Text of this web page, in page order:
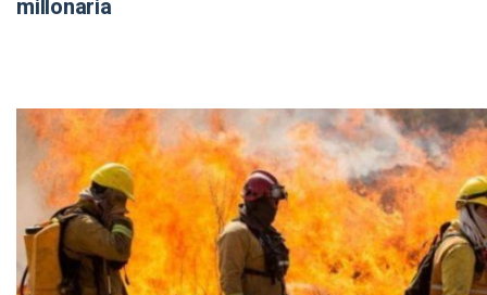
millonaria